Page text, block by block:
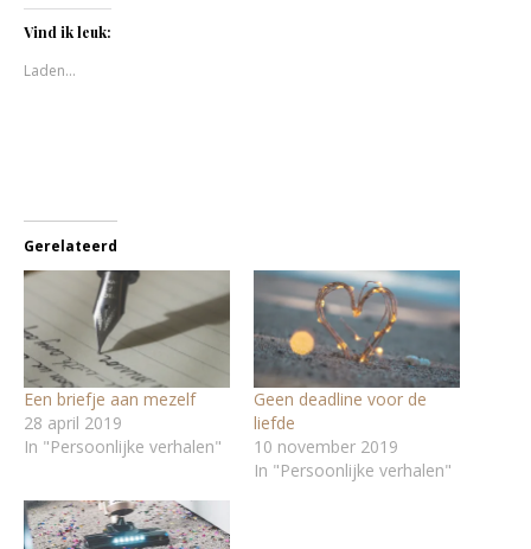
met
Twitter
(Wordt
een
Vind ik leuk:
Laden...
Gerelateerd
Een briefje aan mezelf
28 april 2019
In "Persoonlijke verhalen"
Geen deadline voor de
liefde
10 november 2019
In "Persoonlijke verhalen"